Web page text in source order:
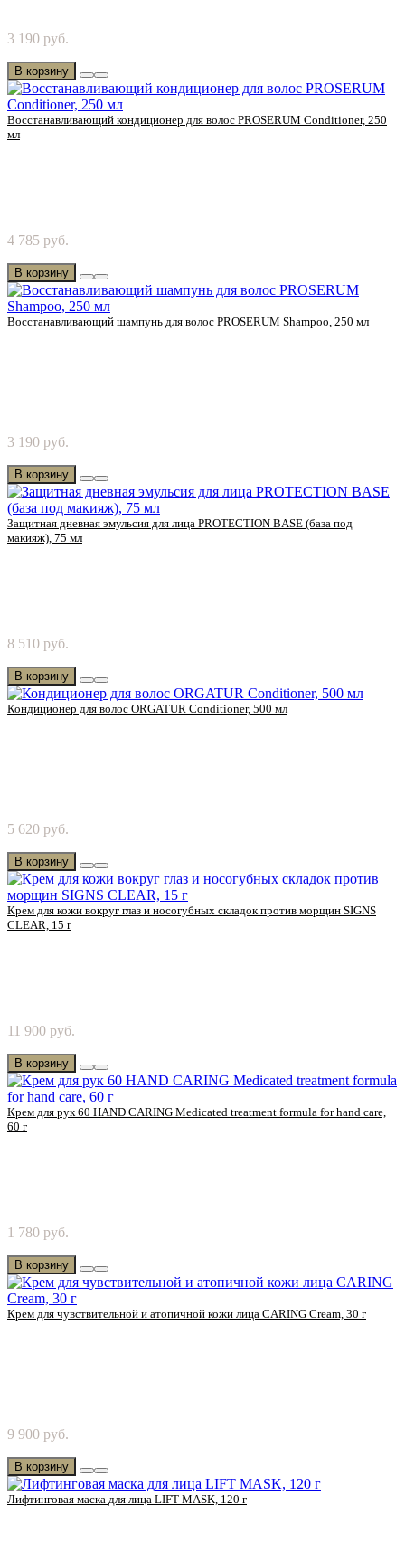
секущиеся кончики. Устраняет пагубные после..
3 190 руб.
В корзину
Восстанавливающий кондиционер для волос PROSERUM Conditioner, 250
мл
Действие: Смягчает волосы; Облегчает расчес..
4 785 руб.
В корзину
Восстанавливающий шампунь для волос PROSERUM Shampoo, 250 мл
и секущиеся кончики. Устраняет пагубные посл..
3 190 руб.
В корзину
Защитная дневная эмульсия для лица PROTECTION BASE (база под
макияж), 75 мл
от Chanson Cosmetics! Сейчас и в будущем ч..
8 510 руб.
В корзину
Кондиционер для волос ORGATUR Conditioner, 500 мл
Cosmetics! Здоровая кожа головы – залог..
5 620 руб.
В корзину
Крем для кожи вокруг глаз и носогубных складок против морщин SIGNS
CLEAR, 15 г
складок от Chanson Cosmetics! Для видимых приз..
11 900 руб.
В корзину
Крем для рук 60 HAND CARING Medicated treatment formula for hand care,
60 г
Держите руки влажными, эластичными и краси..
1 780 руб.
В корзину
Крем для чувствительной и атопичной кожи лица CARING Cream, 30 г
от Chanson Cosmetics! Лечебный крем, кот..
9 900 руб.
В корзину
Лифтинговая маска для лица LIFT MASK, 120 г